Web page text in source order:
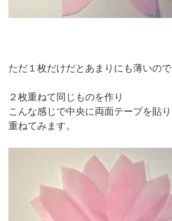
ただ１枚だけだとあまりにも薄いので
２枚重ねて同じものを作り
こんな感じで中央に両面テープを貼り
重ねてみます。